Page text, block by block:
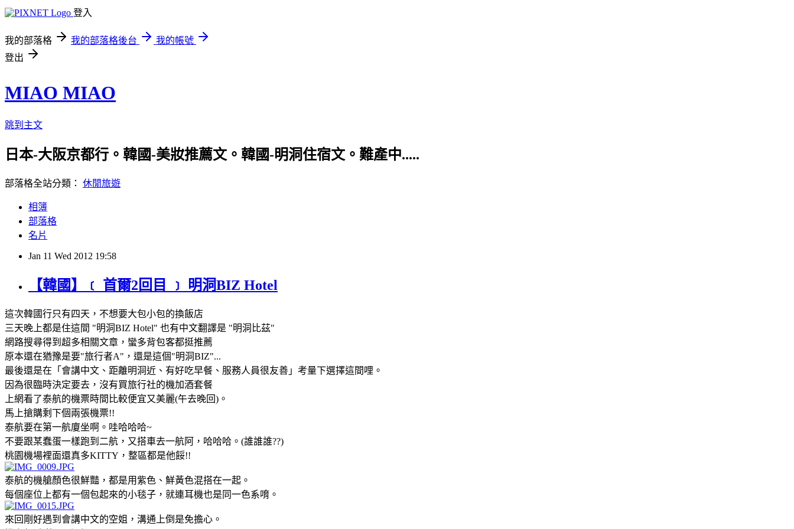
登入
我的部落格 我的部落格後台
我的帳號
登出
MIAO MIAO
跳到主文
日本-大阪京都行。韓國-美妝推薦文。韓國-明洞住宿文。難產中.....
部落格全站分類： 休閒旅遊
相簿
部落格
名片
Jan 11 Wed 2012 19:58
【韓國】﹝ 首爾2回目 ﹞ 明洞BIZ Hotel
這次韓國行只有四天，不想要大包小包的換飯店
三天晚上都是住這間 "明洞BIZ Hotel" 也有中文翻譯是 "明洞比茲"
網路搜尋得到超多相關文章，蠻多背包客都挺推薦
原本還在猶豫是要"旅行者A"，還是這個"明洞BIZ"...
最後還是在「會講中文、距離明洞近、有好吃早餐、服務人員很友善」考量下選擇這間哩。
因為很臨時決定要去，沒有買旅行社的機加酒套餐
上網看了泰航的機票時間比較便宜又美麗(午去晚回)。
馬上搶購剩下個兩張機票!!
泰航要在第一航廈坐啊。哇哈哈哈~
不要跟某蠢蛋一樣跑到二航，又搭車去一航阿，哈哈哈。(誰誰誰??)
桃園機場裡面還真多KITTY，整區都是他餒!!
泰航的機艙顏色很鮮豔，都是用紫色、鮮黃色混搭在一起。
每個座位上都有一個包起來的小毯子，就連耳機也是同一色系唷。
來回剛好遇到會講中文的空姐，溝通上倒是免擔心。